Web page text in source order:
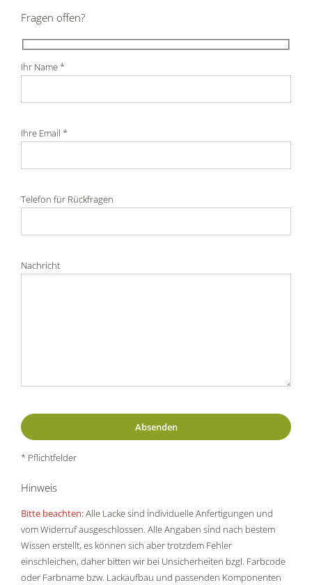
Fragen offen?
Ihr Name *
Ihre Email *
Telefon für Rückfragen
Nachricht
* Pflichtfelder
Hinweis
Bitte beachten:Alle Lacke sind individuelle Anfertigungen und
vom Widerruf ausgeschlossen. Alle Angaben sind nach bestem
Wissen erstellt, es können sich aber trotzdem Fehler
einschleichen, daher bitten wir bei Unsicherheiten bzgl. Farbcode
oder Farbname bzw. Lackaufbau und passenden Komponenten